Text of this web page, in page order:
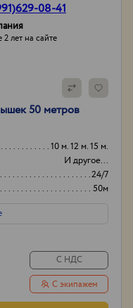
08-41
2 лет на сайте
50 метров
10 м. 12 м. 15 м.
И другое...
24/7
50м
+
С НДС
С экипажем